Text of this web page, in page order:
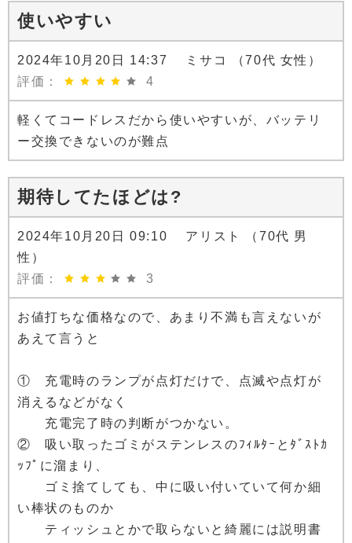
使いやすい
2024年10月20日 14:37 ミサコ （70代 女性）
評価：
4
軽くてコードレスだから使いやすいが、バッテリ
ー交換できないのが難点
期待してたほどは?
2024年10月20日 09:10 アリスト （70代 男
性）
評価：
3
お値打ちな価格なので、あまり不満も言えないが
あえて言うと
① 充電時のランプが点灯だけで、点滅や点灯が
消えるなどがなく
充電完了時の判断がつかない。
② 吸い取ったゴミがステンレスのﾌｨﾙﾀｰとﾀﾞｽﾄｶ
ｯﾌﾟに溜まり、
ゴミ捨てしても、中に吸い付いていて何か細
い棒状のものか
ティッシュとかで取らないと綺麗には説明書